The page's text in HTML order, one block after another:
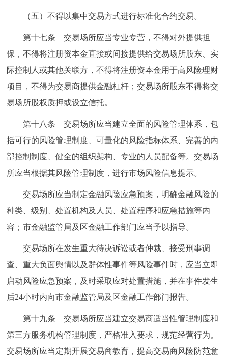
（五）不得以集中交易方式进行标准化合约交易。
第十七条 交易场所应当专业专营，不得对外提供担
保，不得将注册资本金直接或间接提供给交易场所股东、实
际控制人或其他关联方，不得将注册资本金用于高风险理财
项目，不得为交易商提供金融杠杆；交易场所股东不得将交
易场所股权质押或设立信托。
第十八条 交易场所应当建立全面的风险管理体系，包
括可行的风险管理制度、可量化的风险指标体系、完善的内
部控制制度、健全的组织架构、专业的人员配备等。交易场
所应当根据其风险管理制度，进行市场风险信息提示。
交易场所应当制定金融风险应急预案，明确金融风险的
种类、级别、处置机构及人员、处置程序和应急措施等内
容；市金融监管局及区金融工作部门应当予以指导。
交易场所在发生重大待决诉讼或者仲裁、接受刑事调
查、重大负面舆情以及群体性事件等风险事件时，应当立即
启动风险应急预案，及时采取应对处置措施，并在事件发生
后24小时内向市金融监管局及区金融工作部门报告。
第十九条 交易场所应当建立交易商适当性管理制度和
第三方服务机构管理制度，严格准入要求，规范经营行为。
交易场所应当定期开展交易商教育，提高交易商风险防范意